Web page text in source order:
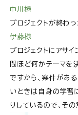
中川様
プロジェクトが終わ
伊藤様
プロジェクトにアサ
間ほど何かテーマを
ですから、案件があ
いときは自身の学習
りしているので、そ